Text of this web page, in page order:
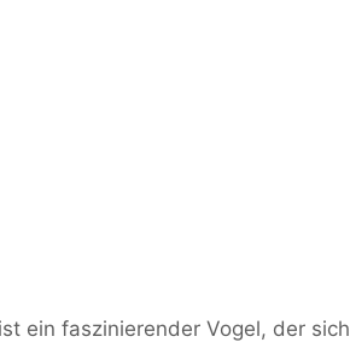
ein faszinierender Vogel, der